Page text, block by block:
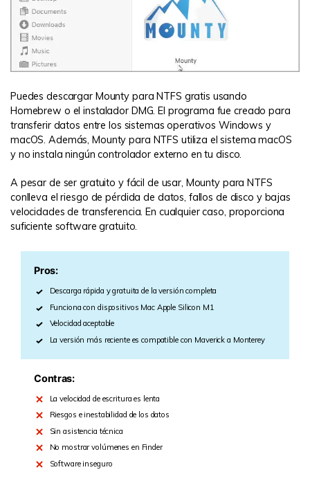
Puedes descargar Mounty para NTFS gratis usando
Homebrew o el instalador DMG. El programa fue creado para
transferir datos entre los sistemas operativos Windows y
macOS. Además, Mounty para NTFS utiliza el sistema macOS
y no instala ningún controlador externo en tu disco.
A pesar de ser gratuito y fácil de usar, Mounty para NTFS
conlleva el riesgo de pérdida de datos, fallos de disco y bajas
velocidades de transferencia. En cualquier caso, proporciona
suficiente software gratuito.
Pros:
Descarga rápida y gratuita de la versión completa
Funciona con dispositivos Mac Apple Silicon M1
Velocidad aceptable
La versión más reciente es compatible con Maverick a Monterey
Contras:
La velocidad de escritura es lenta
Riesgos e inestabilidad de los datos
Sin asistencia técnica
No mostrar volúmenes en Finder
Software inseguro